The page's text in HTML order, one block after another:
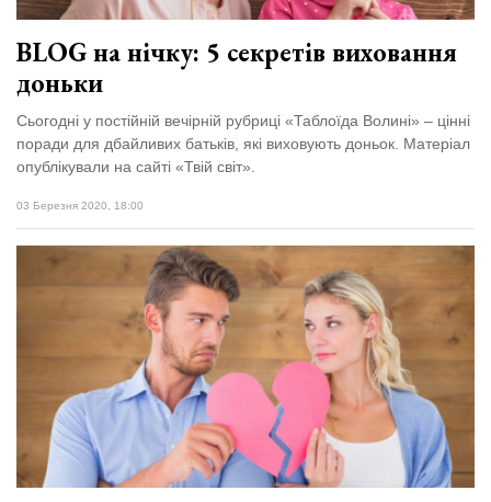
BLOG на нічку: 5 секретів виховання
доньки
Сьогодні у постійній вечірній рубриці «Таблоїда Волині» – цінні
поради для дбайливих батьків, які виховують доньок. Матеріал
опублікували на сайті «Твій світ».
03 Березня 2020, 18:00